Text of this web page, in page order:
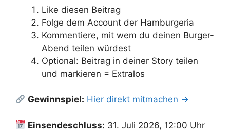
Like diesen Beitrag
Folge dem Account der Hamburgeria
Kommentiere, mit wem du deinen Burger-
Abend teilen würdest
Optional: Beitrag in deiner Story teilen
und markieren = Extralos
Gewinnspiel: Hier direkt mitmachen →
Einsendeschluss: 31. Juli 2026, 12:00 Uhr